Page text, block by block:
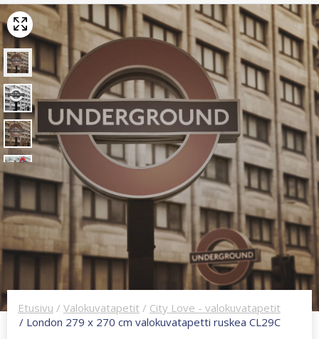
Etusivu / Valokuvatapetit / City Love - valokuvatapetit
/ London 279 x 270 cm valokuvatapetti ruskea CL29C